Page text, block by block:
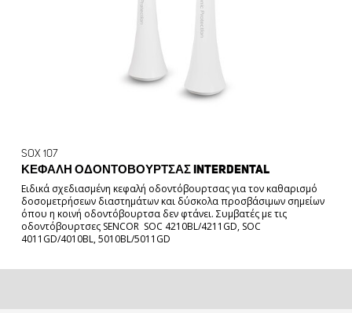
SOX 107
ΚΕΦΑΛΉ ΟΔΟΝΤΌΒΟΥΡΤΣΑΣ INTERDENTAL
Ειδικά σχεδιασμένη κεφαλή οδοντόβουρτσας για τον καθαρισμό
δοσομετρήσεων διαστημάτων και δύσκολα προσβάσιμων σημείων
όπου η κοινή οδοντόβουρτσα δεν φτάνει. Συμβατές με τις
οδοντόβουρτσες SENCOR SOC 4210BL/4211GD, SOC
4011GD/4010BL, 5010BL/5011GD